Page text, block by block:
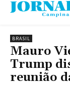
BRASIL
Mauro
Trump
reunião